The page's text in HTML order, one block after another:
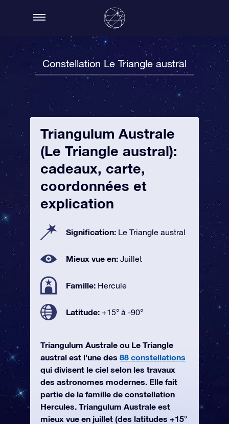
Constellation Le Triangle austral
Triangulum Australe
(Le Triangle austral):
cadeaux, carte,
coordonnées et
explication
Signification: Le Triangle austral
Mieux vue en: Juillet
Famille: Hercule
Latitude: +15° à -90°
Triangulum Australe ou Le Triangle
austral est l'une des 88 constellations
qui divisent le ciel selon les travaux
des astronomes modernes. Elle fait
partie de la famille de constellation
Hercules. Triangulum Australe est
mieux vue en juillet (des latitudes +15°